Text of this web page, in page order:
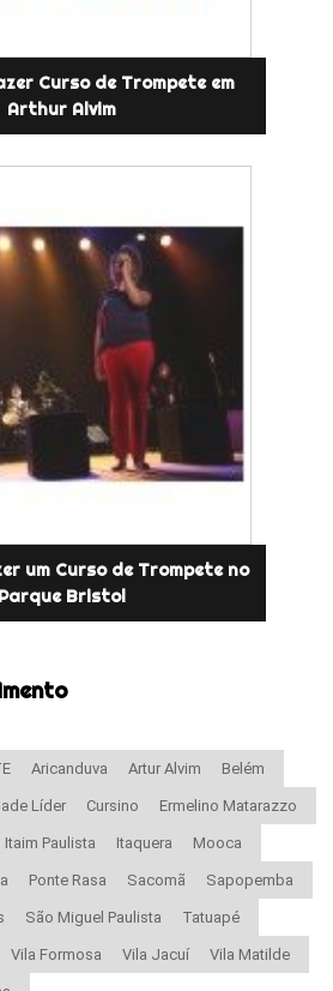
Curso de Trompete em
Arthur Alvim
um Curso de Trompete no
Parque Bristol
Aricanduva Artur Alvim Belém
Líder Cursino Ermelino Matarazzo
Itaim Paulista Itaquera Mooca
Ponte Rasa Sacomã Sapopemba
São Miguel Paulista Tatuapé
Vila Formosa Vila Jacuí Vila Matilde